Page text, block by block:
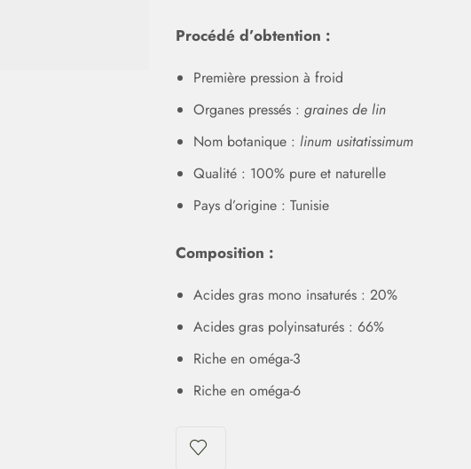
Procédé d’obtention :
Première pression à froid
Organes pressés : graines de lin
Nom botanique : linum usitatissimum
Qualité : 100% pure et naturelle
Pays d’origine : Tunisie
Composition :
Acides gras mono insaturés : 20%
Acides gras polyinsaturés : 66%
Riche en oméga-3
Riche en oméga-6